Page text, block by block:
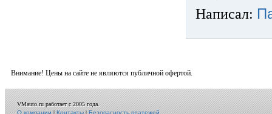
Написал:
Внимание! Цены на сайте не являются публичной офертой.
VMauto.ru работает с 2005 года.
О компании|Контакты|Безопасность платежей